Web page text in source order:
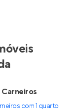
com 1 quarto